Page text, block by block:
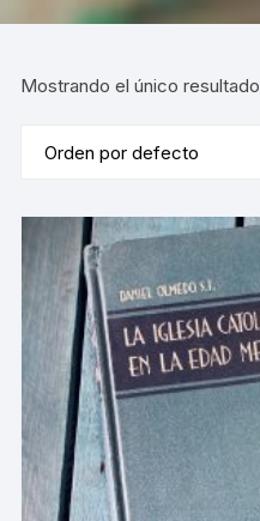
Mostrando el único resultado